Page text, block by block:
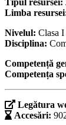
Tipul resursei:
Limba
Nivelul: Clasa I
Disciplina:
Competență
Competența
Legătura
Accesări: